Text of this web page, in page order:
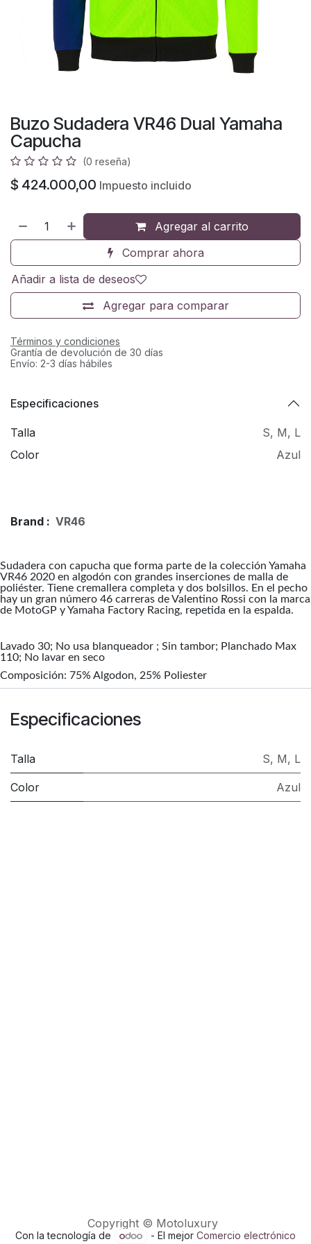
Buzo Sudadera VR46 Dual Yamaha
Capucha
(0 reseña)
$ 424.000,00 Impuesto incluido
Agregar al carrito
Comprar ahora
Agregar para comparar
Añadir a lista de deseos
Términos y condiciones
Grantía de devolución de 30 días
Envío: 2-3 días hábiles
Especificaciones
Talla S, M, L
Color
Azul
Brand : VR46
Sudadera con capucha que forma parte de la colección Yamaha
VR46 2020 en algodón con grandes inserciones de malla de
poliéster. Tiene cremallera completa y dos bolsillos. En el pecho
hay un gran número 46 carreras de Valentino Rossi con la marca
de MotoGP y Yamaha Factory Racing, repetida en la espalda.
Lavado 30; No usa blanqueador ; Sin tambor; Planchado Max
110; No lavar en seco
Composición: 75% Algodon, 25% Poliester
Especificaciones
Talla S, M, L
Color Azul
Copyright © Motoluxury
Con la tecnología de - El mejor Comercio electrónico